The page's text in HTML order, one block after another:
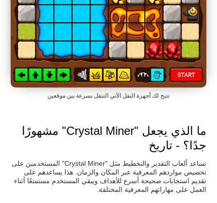
تتيح لك أجهزة النقل الآني التنقل بسرعة بين موقعين
ما الذي يجعل "Crystal Miner" مشهورًا
جدًا؟ - تاريخ
تساعد ألعاب التقدير والتخطيط مثل "Crystal Miner" المستخدمين على
تخصيص مواردهم المعرفية عبر المكان والزمان. هذا يساعدهم على
تقديم استجابات صحيحة أسرع للأهداف ويبقي المستخدم مستمتعًا أثناء
العمل على مهاراتهم المعرفية المختلفة.